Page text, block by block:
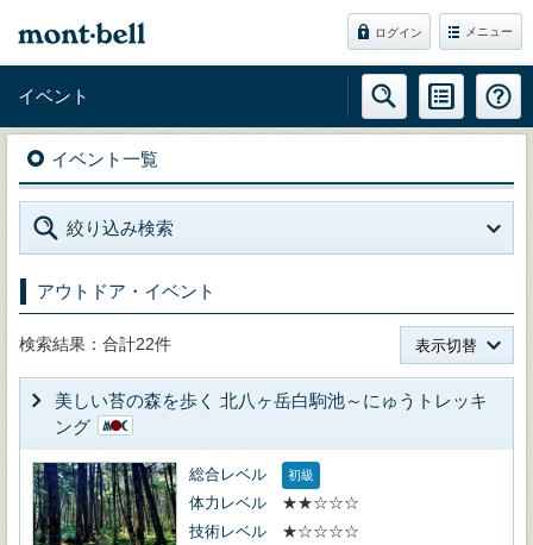
ログイン メニュー
イベント
イベント一覧
絞り込み検索
アウトドア・イベント
検索結果：合計22件 表示切替
美しい苔の森を歩く 北八ヶ岳白駒池～にゅうトレッキ
ング
総合レベル 初級
体力レベル
★★☆☆☆
技術レベル
★☆☆☆☆